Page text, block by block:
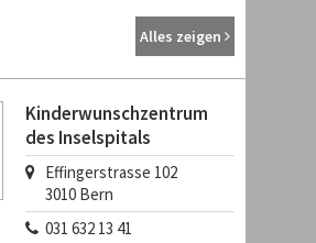
Alles zeigen
Kinderwunschzentrum
des Inselspitals
Effingerstrasse 102
3010 Bern
031 632 13 41